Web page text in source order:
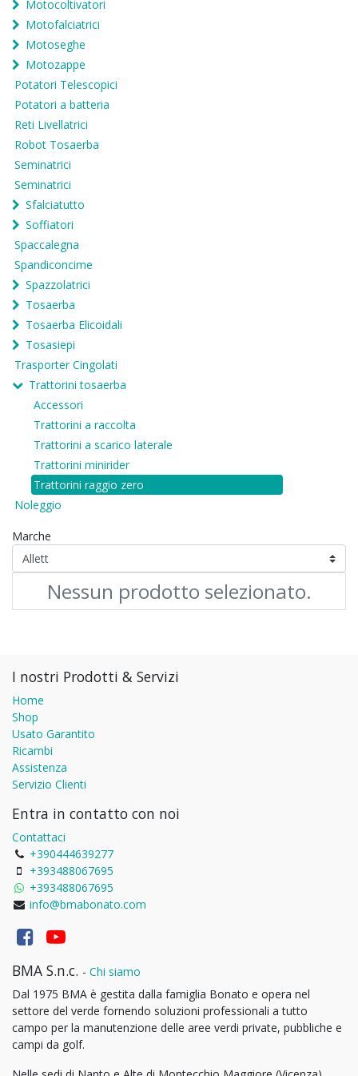
Motocoltivatori
Motofalciatrici
Motoseghe
Motozappe
Potatori Telescopici
Potatori a batteria
Reti Livellatrici
Robot Tosaerba
Seminatrici
Seminatrici
Sfalciatutto
Soffiatori
Spaccalegna
Spandiconcime
Spazzolatrici
Tosaerba
Tosaerba Elicoidali
Tosasiepi
Trasporter Cingolati
Trattorini tosaerba
Accessori
Trattorini a raccolta
Trattorini a scarico laterale
Trattorini minirider
Trattorini raggio zero
Noleggio
Marche
Nessun prodotto selezionato.
I nostri Prodotti & Servizi
Home
Shop
Usato Garantito
Ricambi
Assistenza
Servizio Clienti
Entra in contatto con noi
Contattaci
+390444639277
+393488067695
+393488067695
info@bmabonato.com
BMA S.n.c. - Chi siamo
Dal 1975 BMA è gestita dalla famiglia Bonato e opera nel
settore del verde fornendo soluzioni professionali a tutto
campo per la manutenzione delle aree verdi private, pubbliche e
campi da golf.